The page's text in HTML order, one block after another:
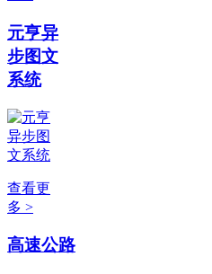
元亨异
步图文
系统
查看更
多 >
高速公路